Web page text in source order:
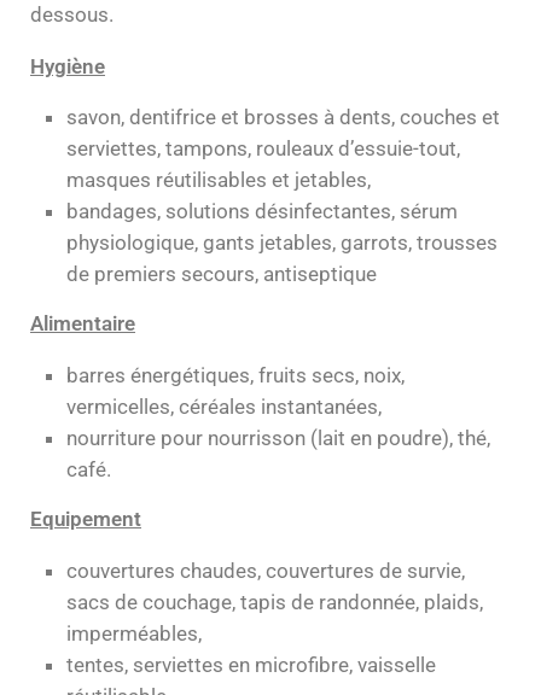
dessous.
Hygiène
savon, dentifrice et brosses à dents, couches et
serviettes, tampons, rouleaux d’essuie-tout,
masques réutilisables et jetables,
bandages, solutions désinfectantes, sérum
physiologique, gants jetables, garrots, trousses
de premiers secours, antiseptique
Alimentaire
barres énergétiques, fruits secs, noix,
vermicelles, céréales instantanées,
nourriture pour nourrisson (lait en poudre), thé,
café.
Equipement
couvertures chaudes, couvertures de survie,
sacs de couchage, tapis de randonnée, plaids,
imperméables,
tentes, serviettes en microfibre, vaisselle